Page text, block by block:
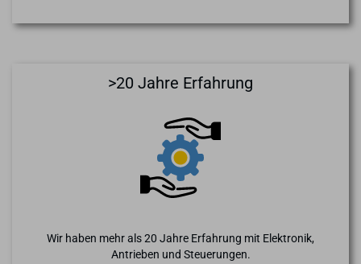
>20 Jahre Erfahrung
Wir haben mehr als 20 Jahre Erfahrung mit Elektronik,
Antrieben und Steuerungen.